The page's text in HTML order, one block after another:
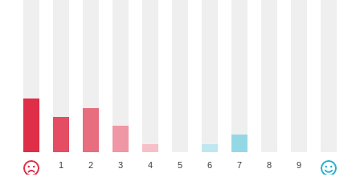
1 2 3 4 5 6 7 8 9